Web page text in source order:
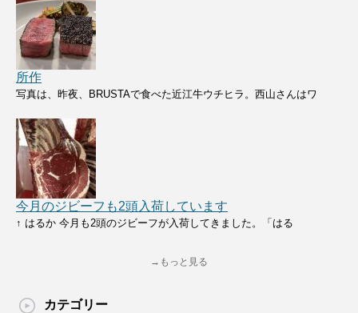
所作
写真は、昨夜、BRUSTAで食べた近江牛ウチヒラ。西山さんはワ
今月のジビーフも2頭入荷しています
↑ はるか 今月も2頭のジビーフが入荷してきました。「はる
→もっと見る
カテゴリー